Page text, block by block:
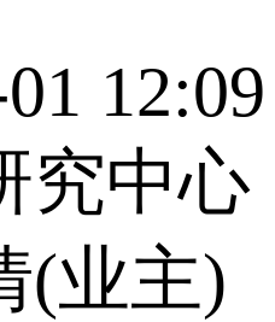
12:09
究中心
(业主)